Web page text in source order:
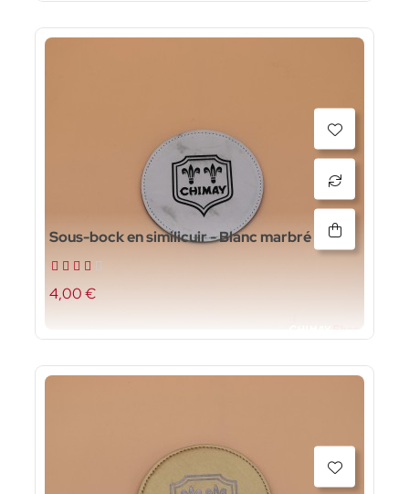
Sous-bock en similicuir - Blanc marbré
4,00 €